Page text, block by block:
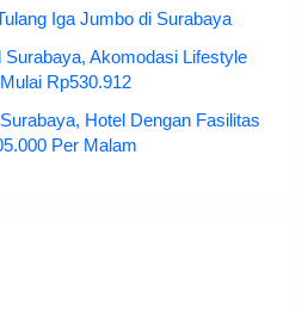
Iga Jumbo di Surabaya
Akomodasi Lifestyle
Rp530.912
Hotel Dengan Fasilitas
Per Malam